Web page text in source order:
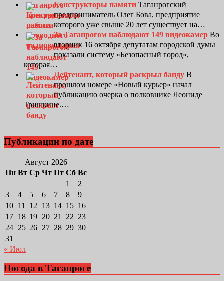
Конструкторы памяти Таганрогский
предприниматель Олег Бова, предприятие
которого уже свыше 20 лет существует на…
За Таганрогом наблюдают 149 видеокамер Во
вторник 16 октября депутатам городской думы
показали систему «Безопасный город»,
которая…
Лейтенант, который раскрыл банду В
прошлом номере «Новый курьер» начал
публикацию очерка о полковнике Леониде
Тришкине.…
Публикации по дате
Август 2026
Пн Вт Ср Чт Пт Сб Вс
1
2
3
4 5 6 7 8
9
10 11 12 13 14 15 16
17 18 19 20 21 22 23
24 25 26 27 28 29 30
31
« Июл
Погода в Таганроге